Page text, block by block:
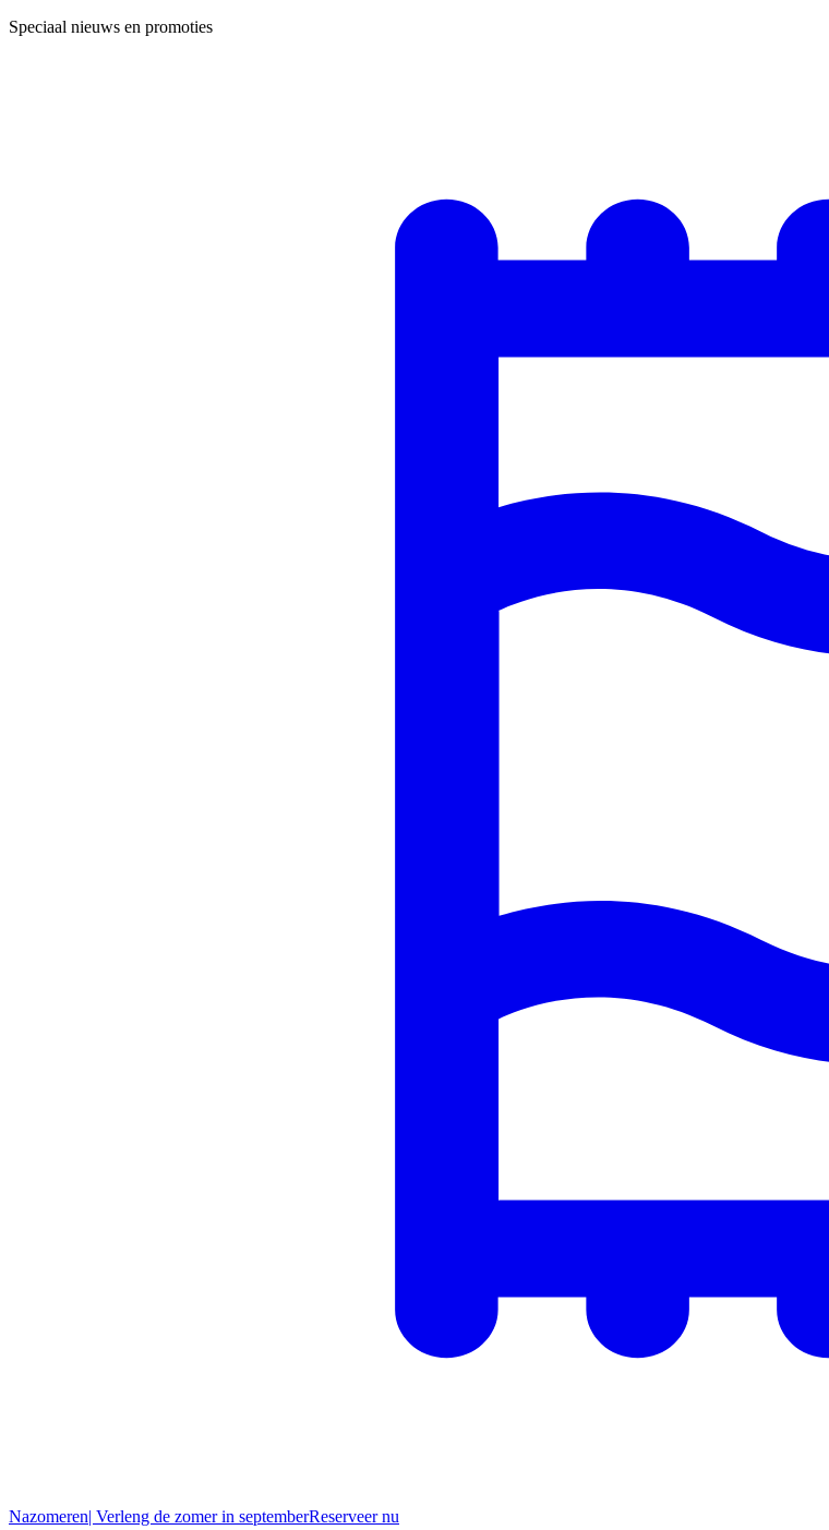
Speciaal nieuws en promoties
Nazomeren| Verleng de zomer in septemberReserveer nu